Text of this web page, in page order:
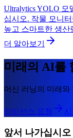
Ultralytics YOLO
십시오. 작물 모니
높고 스마트한 생산
더 알아보기
미래의 AI를
머신 러닝의 미래와
라이선스 요청 시
앞서 나가십시오